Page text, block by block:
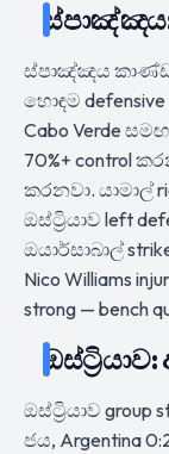
ස්පාඤ්ඤය:
ස්පාඤ්ඤය කාණ්ඩ
හොඳම defensive
Cabo Verde
70%+ control
කරනවා. යාමාල්
ඔස්ට්‍රියාව left
ඔයාර්සාබාල්
Nico Williams
strong — bench
ඔස්ට්‍රියාව group
ජය, Argentina